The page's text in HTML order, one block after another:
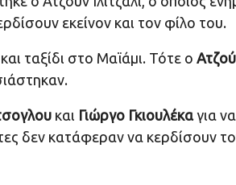
εκείνον και τον φίλο του.
ταξίδι στο Μαϊάμι. Τότε ο
και Γιώργο Γκιουλέκαγια
δεν κατάφεραν να κερδίσουν